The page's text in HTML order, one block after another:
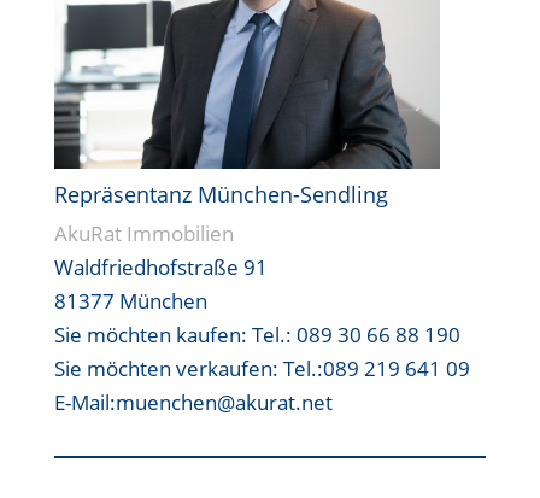
Repräsentanz München-Sendling
AkuRat Immobilien
Waldfriedhofstraße 91
81377 München
Sie möchten kaufen: Tel.: 089 30 66 88 190
Sie möchten verkaufen: Tel.:089 219 641 09
E-Mail:muenchen@akurat.net